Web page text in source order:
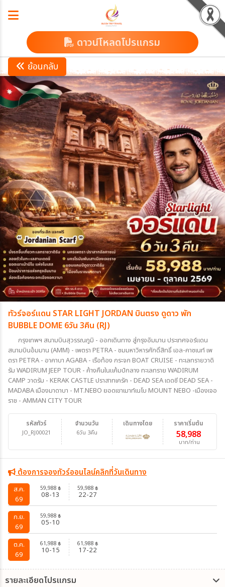
ดาวน์โหลดโปรแกรม
ย้อนกลับ
ทัวร์จอร์แดน STAR LIGHT JORDAN บินตรง ดูดาว พัก
BUBBLE DOME 6วัน 3คืน (RJ)
กรุงเทพฯ สนามบินสุวรรณภูมิ - ออกเดินทาง สู่กรุงอัมมาน ประเทศจอร์แดน
สนามบินอ้มมาน (AMM) - เพตรา PETRA - ชมมหาวิหารศักดิ์สิทธิ์ เอล-คาซเนท์ เพ
ตรา PETRA - อาคาบา AGABA - เรือท้อง กระจก BOAT CRUISE - ทะเลทรายวาดิ
รัม WADIRUM JEEP TOUR - ค้างคืนในแค้มป์กลาง ทะเลทราย WADIRUM
CAMP วาดรัม - KERAK CASTLE ปราสาทเครัค - DEAD SEA เดดซี DEAD SEA -
MADABA เมืองมาดาบา - MT.NEBO ยอดเขาเมาท์เนโบ MOUNT NEBO -เมืองเจอ
ราช - AMMAN CITY TOUR
รหัสทัวร์
JO_RJ00021
จำนวนวัน
6วัน 3คืน
ราคาเริ่มต้น
58,988
บาท/ท่าน
เดินทางโดย
ต้องการจองทัวร์ออนไลน์คลิกที่วันเดินทาง
ส.ค.
69
59,988 ฿
08-13
59,988 ฿
22-27
ก.ย.
69
59,988 ฿
05-10
ต.ค.
69
61,988 ฿
10-15
61,988 ฿
17-22
รายละเอียดโปรแกรม